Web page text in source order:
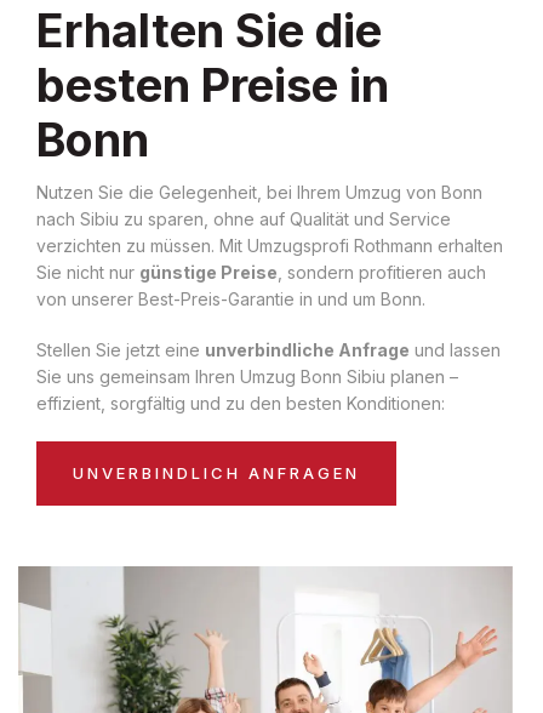
Erhalten Sie die
besten Preise in
Bonn
Nutzen Sie die Gelegenheit, bei Ihrem Umzug von Bonn
nach Sibiu zu sparen, ohne auf Qualität und Service
verzichten zu müssen. Mit Umzugsprofi Rothmann erhalten
Sie nicht nur günstige Preise , sondern profitieren auch
von unserer Best-Preis-Garantie in und um Bonn.
Stellen Sie jetzt eine unverbindliche Anfrage und lassen
Sie uns gemeinsam Ihren Umzug Bonn Sibiu planen –
effizient, sorgfältig und zu den besten Konditionen:
UNVERBINDLICH ANFRAGEN